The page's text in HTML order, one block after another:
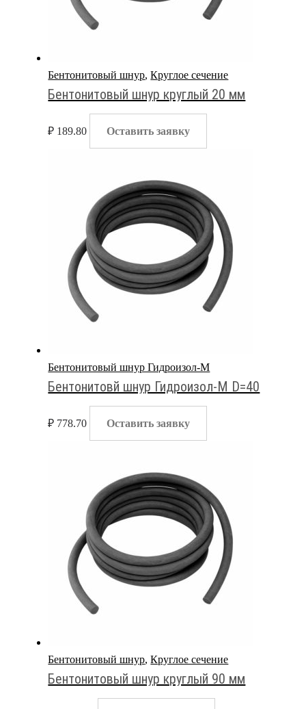
Бентонитовый шнур,Круглое сечение
Бентонитовый шнур круглый 20 мм
₽ 189.80 Оставить заявку
Бентонитовый шнур Гидроизол-М
Бентонитовй шнур Гидроизол-М D=40
₽ 778.70 Оставить заявку
Бентонитовый шнур,Круглое сечение
Бентонитовый шнур круглый 90 мм